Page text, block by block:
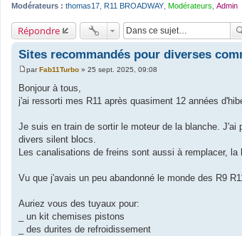
Modérateurs : thomas17 R11 BROADWAY Modérateurs Admin
Répondre
Sites recommandés pour diverses
M
s
s
e
parFab11Turbo » 25 sept. 2025, 09:08
Bonjour à tous,
j'ai ressorti mes R11 après quasiment 12 années
Je suis en train de sortir le moteur de la blanche.
divers silent blocs.
Les canalisations de freins sont aussi à remplacer,
Vu que j'avais un peu abandonné le monde des R9
Auriez vous des tuyaux pour:
_ un kit chemises pistons
_ des durites de refroidissement